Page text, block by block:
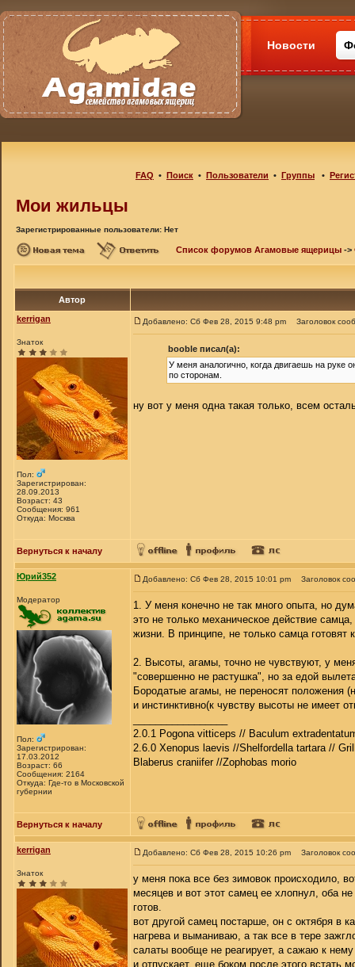
Новости
FAQ • Поиск • Пользователи • Группы •
Мои жильцы
Зарегистрированные пользователи: Нет
Список форумов Агамовые ящерицы ->
Автор
kerrigan
Знаток
Пол:
Зарегистрирован:
28.09.2013
Возраст: 43
Сообщения: 961
Откуда: Москва
Добавлено: Сб Фев 28, 2015 9:48 pm Заголовок
booble писал(а):
У меня аналогично, когда двигаешь на руке
по сторонам.
ну вот у меня одна такая только, всем
Вернуться к началу
Юрий352
Модератор
Пол:
Зарегистрирован:
17.03.2012
Возраст: 66
Сообщения: 2164
Откуда: Где-то в Московской
губернии
Добавлено: Сб Фев 28, 2015 10:01 pm Заголовок
1. У меня конечно не так много опыта, но
это не только механическое действие
жизни. В принципе, не только самца
2. Высоты, агамы, точно не чувствуют, у
"совершенно не растушка", но за едой
Бородатые агамы, не переносят положения
и инстинктивно(к чувству высоты не имеет
2.0.1 Pogona vitticeps // Baculum
2.6.0 Xenopus laevis //Shelfordella tartara //
Blaberus craniifer //Zophobas morio
Вернуться к началу
kerrigan
Знаток
Добавлено: Сб Фев 28, 2015 10:26 pm Заголовок
у меня пока все без зимовок происходило,
месяцев и вот этот самец ее хлопнул, оба
готов.
вот другой самец постарше, он с октября в
нагрева и выманиваю, а так все в тере
салаты вообще не реагирует, а сажаю к
и отпускает, еще боком после этого встать